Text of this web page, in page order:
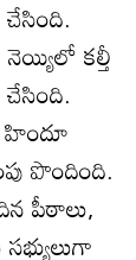
కల్తీ
పొందింది.
పీఠాలు,